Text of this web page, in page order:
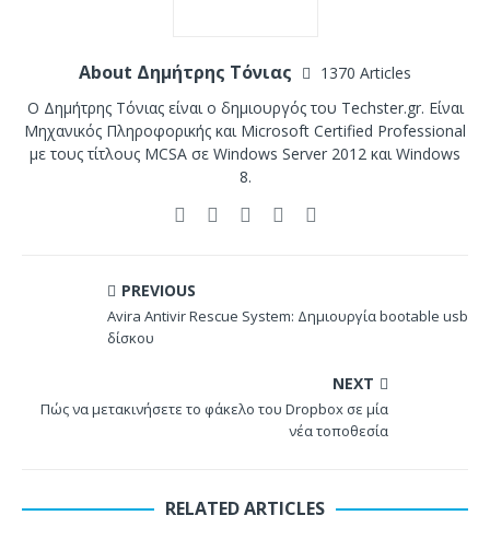
About Δημήτρης Τόνιας
1370 Articles
Ο Δημήτρης Τόνιας είναι ο δημιουργός του Techster.gr. Είναι
Μηχανικός Πληροφορικής και Microsoft Certified Professional
με τους τίτλους MCSA σε Windows Server 2012 και Windows
8.
PREVIOUS
Avira Antivir Rescue System: Δημιουργία bootable usb
δίσκου
NEXT
Πώς να μετακινήσετε το φάκελο του Dropbox σε μία
νέα τοποθεσία
RELATED ARTICLES